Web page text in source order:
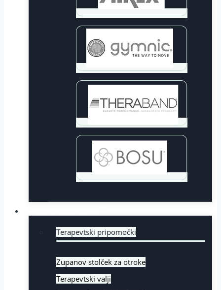
Terapevtski pripomočki
Zupanov stolček za otroke
Terapevtski valji